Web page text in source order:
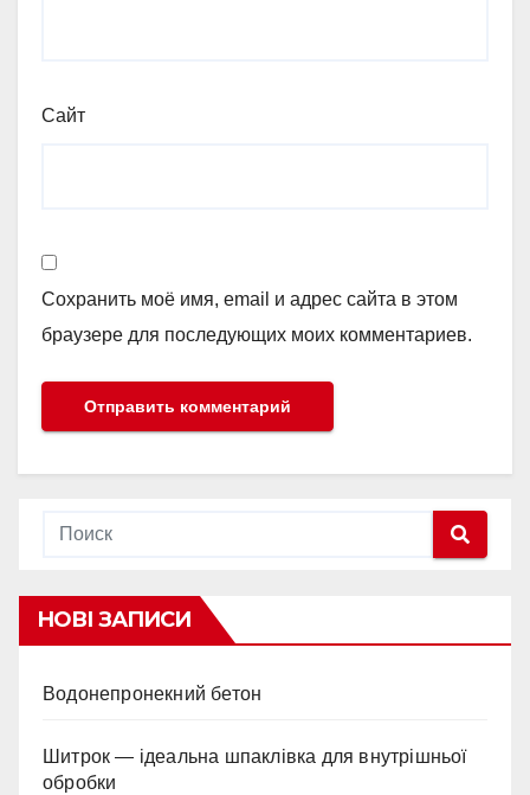
Сайт
Сохранить моё имя, email и адрес сайта в этом
браузере для последующих моих комментариев.
НОВІ ЗАПИСИ
Водонепронекний бетон
Шитрок — ідеальна шпаклівка для внутрішньої
обробки